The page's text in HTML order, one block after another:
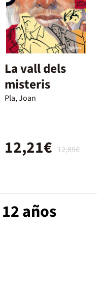
La vall dels
misteris
Pla, Joan
12,85€
12,21€
años